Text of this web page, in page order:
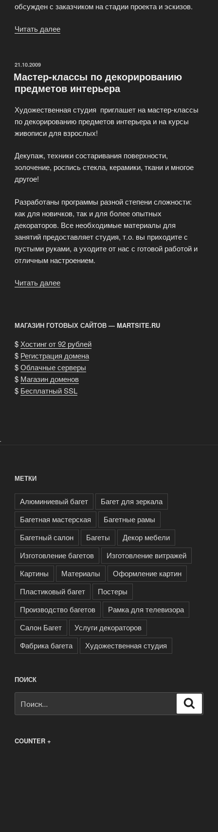
обсужден с заказчиком на стадии проекта и эскизов.
Читать далее
заказ
предметы
ОПУБЛИКОВАНО
21.10.2009
Мастер-классы по декорированию
предметов интерьера
Художественная студия приглашет на мастер-классы
по декорированию предметов интерьера и на курсы
живописи для взрослых!
Декупаж, техники состаривания поверхности,
золочение, роспись стекла, керамики, ткани и многое
другое!
Разработаны программы разной степени сложности:
как для новичков, так и для более опытных
декораторов. Все необходимые материалы для
занятий предоставляет студия, т.о. вы приходите с
пустыми руками, а уходите от нас с готовой работой и
отличным настроением.
Читать далее
предметов
интерьера»
МАГАЗИН ГОТОВЫХ САЙТОВ — MARTSITE.RU
$Хостинг от 92 рублей
$ Регистрация домена
$Облачные серверы
$ Магазин доменов
$ Бесплатный SSL
.
МЕТКИ
Алюминиевый багет
Багет для зеркала
Багетная мастерская
Багетные рамы
Багетный салон
Багеты
Декор мебели
Изготовление багетов
Изготовление витражей
Картины
Материалы
Оформление картин
Пластиковый багет
Постеры
Производство багетов
Рамка для телевизора
Салон Багет
Услуги декораторов
Фабрика багета
Художественная студия
ПОИСК
COUNTER +